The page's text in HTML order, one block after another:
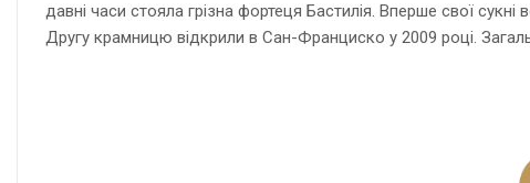
давні часи стояла грізна фортеця Бастилія. Вперше свої
Другу крамницю відкрили в Сан-Франциско у 2009 році.